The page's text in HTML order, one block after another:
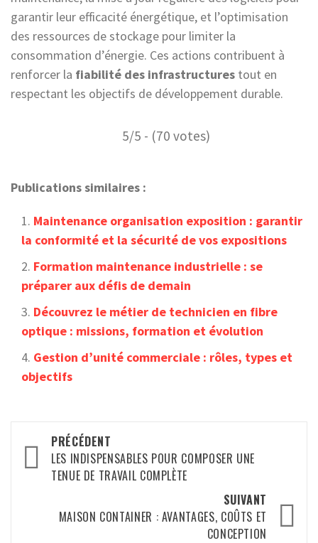
garantir leur efficacité énergétique, et l’optimisation
des ressources de stockage pour limiter la
consommation d’énergie. Ces actions contribuent à
renforcer la fiabilité des infrastructures tout en
respectant les objectifs de développement durable.
5/5 - (70 votes)
Publications similaires :
Maintenance organisation exposition : garantir
la conformité et la sécurité de vos expositions
Formation maintenance industrielle : se
préparer aux défis de demain
Découvrez le métier de technicien en fibre
optique : missions, formation et évolution
Gestion d’unité commerciale : rôles, types et
objectifs
Navigation
d’article
PRÉCÉDENT
LES INDISPENSABLES POUR COMPOSER UNE
TENUE DE TRAVAIL COMPLÈTE
SUIVANT
MAISON CONTAINER : AVANTAGES, COÛTS ET
CONCEPTION